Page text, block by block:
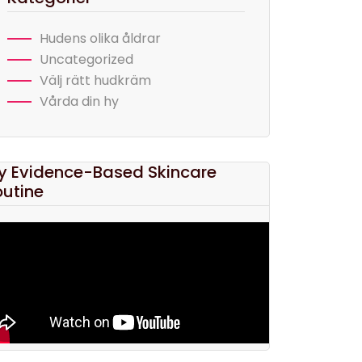
Hudens olika åldrar
Uncategorized
Välj rätt hudkräm
Vårda din hy
Evidence-Based Skincare